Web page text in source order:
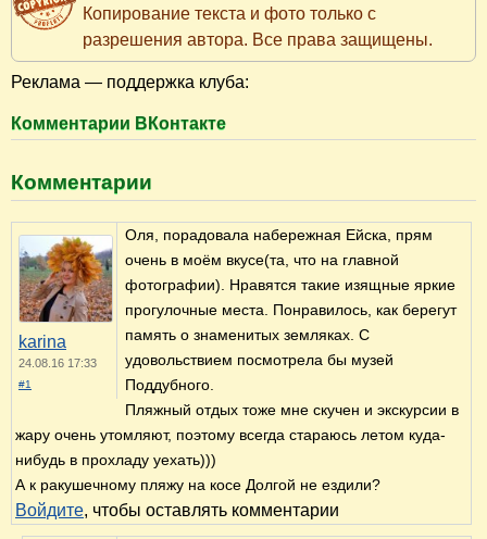
Копирование текста и фото только с
разрешения автора. Все права защищены.
Реклама — поддержка клуба:
Комментарии ВКонтакте
Комментарии
karina
24.08.16 17:33
#1
Оля, порадовала набережная Ейска, прям
очень в моём вкусе(та, что на главной
фотографии). Нравятся такие изящные яркие
прогулочные места. Понравилось, как берегут
память о знаменитых земляках. С
удовольствием посмотрела бы музей
Поддубного.
Пляжный отдых тоже мне скучен и экскурсии в
жару очень утомляют, поэтому всегда стараюсь летом куда-
нибудь в прохладу уехать)))
А к ракушечному пляжу на косе Долгой не ездили?
Войдите, чтобы оставлять комментарии